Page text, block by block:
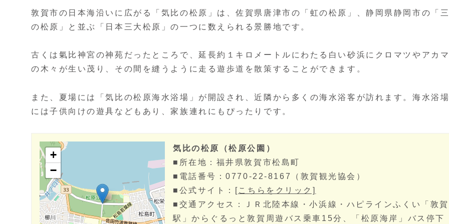
敦賀市の日本海沿いに広がる「気比の松原」は、佐賀県唐津市の「虹の松原」、静岡県静岡市の「
の松原」と並ぶ「日本三大松原」の一つに数えられる景勝地です。
古くは氣比神宮の神苑だったところで、延長約１キロメートルにわたる白い砂浜にクロマツやアカ
の木々が生い茂り、その間を縫うように走る遊歩道を散策することができます。
また、夏場には「気比の松原海水浴場」が開設され、近隣から多くの海水浴客が訪れます。海水浴
には子供向けの遊具などもあり、家族連れにもぴったりです。
気比の松原（松原公園）
■所在地：福井県敦賀市松島町
■電話番号：0770-22-8167（敦賀観光協会）
■公式サイト：
[こちらをクリック]
■交通アクセス：ＪＲ北陸本線・小浜線・ハピラインふくい「敦賀
駅」からぐるっと敦賀周遊バス乗車15分、「松原海岸」バス停下